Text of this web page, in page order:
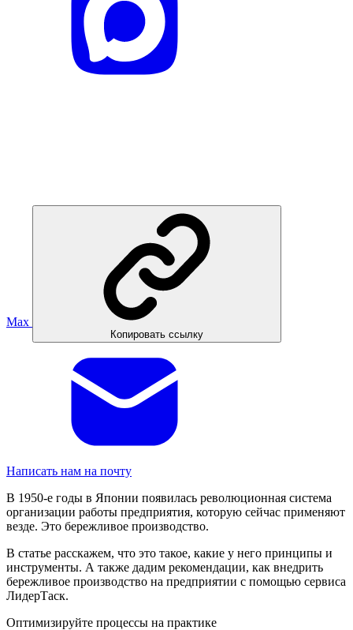
Max
Копировать ссылку
Написать нам на почту
В 1950-е годы в Японии появилась революционная система
организации работы предприятия, которую сейчас применяют
везде. Это бережливое производство.
В статье расскажем, что это такое, какие у него принципы и
инструменты. А также дадим рекомендации, как внедрить
бережливое производство на предприятии с помощью сервиса
ЛидерТаск.
Оптимизируйте процессы на практике